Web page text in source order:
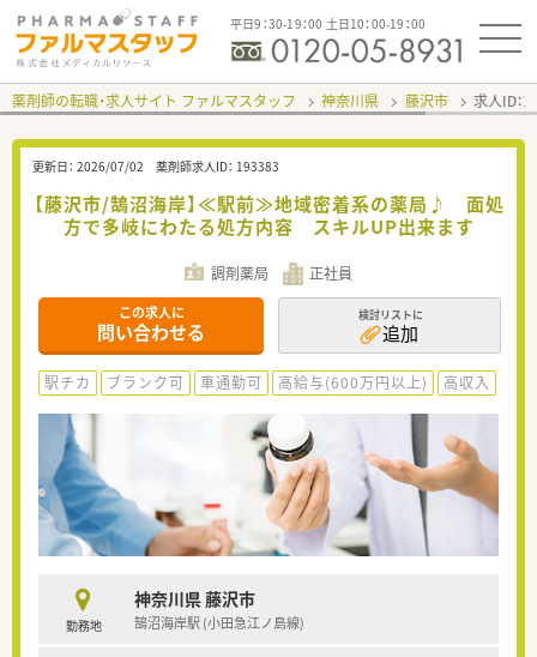
平日9：30-19：00 土日10：00-19：00
薬剤師の転職・求人サイト ファルマスタッフ 神奈川県 藤沢市 求人ID：
更新日： 2026/07/02 薬剤師求人ID： 193383
【藤沢市/鵠沼海岸】≪駅前≫地域密着系の薬局♪ 面処
方で多岐にわたる処方内容 スキルUP出来ます
調剤薬局 正社員
この求人に
問い合わせる
検討リストに
追加
駅チカ ブランク可 車通勤可 高給与(600万円以上) 高収入
勤務地
神奈川県 藤沢市
鵠沼海岸駅 (小田急江ノ島線)